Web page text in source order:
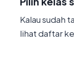
Kalau sudah
lihat daftar